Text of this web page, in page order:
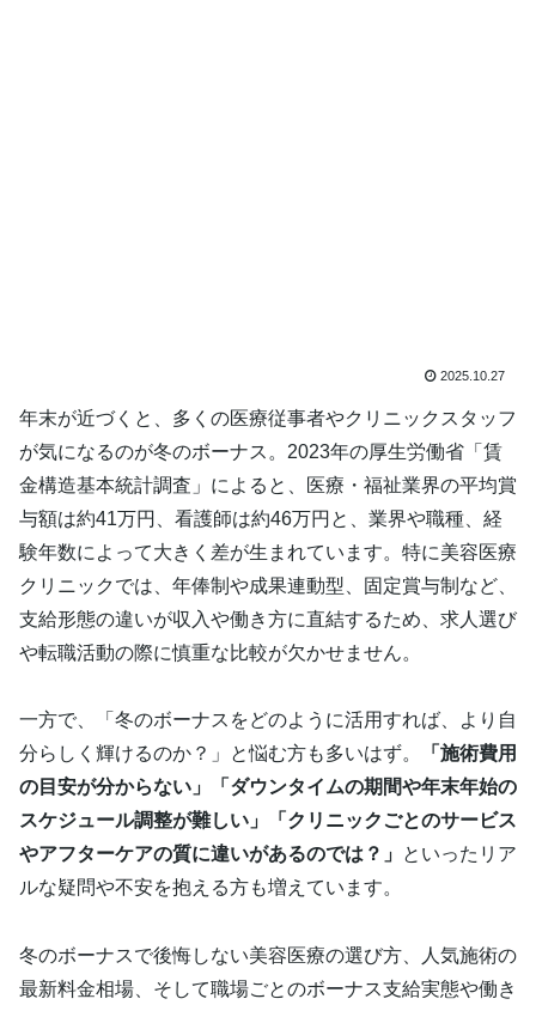
2025.10.27
年末が近づくと、多くの医療従事者やクリニックスタッフ
が気になるのが冬のボーナス。2023年の厚生労働省「賃
金構造基本統計調査」によると、医療・福祉業界の平均賞
与額は約41万円、看護師は約46万円と、業界や職種、経
験年数によって大きく差が生まれています。特に美容医療
クリニックでは、年俸制や成果連動型、固定賞与制など、
支給形態の違いが収入や働き方に直結するため、求人選び
や転職活動の際に慎重な比較が欠かせません。
一方で、「冬のボーナスをどのように活用すれば、より自
分らしく輝けるのか？」と悩む方も多いはず。
「施術費用
の目安が分からない」「ダウンタイムの期間や年末年始の
スケジュール調整が難しい」「クリニックごとのサービス
やアフターケアの質に違いがあるのでは？」 といったリア
ルな疑問や不安を抱える方も増えています。
冬のボーナスで後悔しない美容医療の選び方、人気施術の
最新料金相場、そして職場ごとのボーナス支給実態や働き